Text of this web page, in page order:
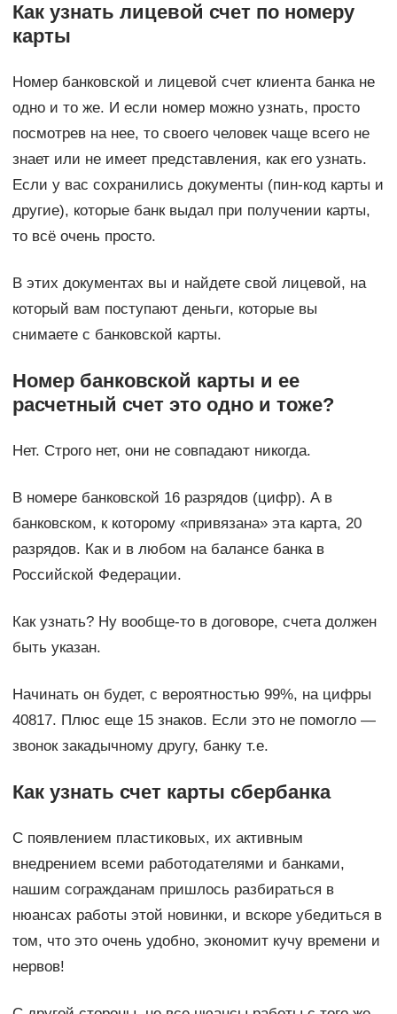
Как узнать лицевой счет по номеру
карты
Номер банковской и лицевой счет клиента банка не
одно и то же. И если номер можно узнать, просто
посмотрев на нее, то своего человек чаще всего не
знает или не имеет представления, как его узнать.
Если у вас сохранились документы (пин-код карты и
другие), которые банк выдал при получении карты,
то всё очень просто.
В этих документах вы и найдете свой лицевой, на
который вам поступают деньги, которые вы
снимаете с банковской карты.
Номер банковской карты и ее
расчетный счет это одно и тоже?
Нет. Строго нет, они не совпадают никогда.
В номере банковской 16 разрядов (цифр). А в
банковском, к которому «привязана» эта карта, 20
разрядов. Как и в любом на балансе банка в
Российской Федерации.
Как узнать? Ну вообще-то в договоре, счета должен
быть указан.
Начинать он будет, с вероятностью 99%, на цифры
40817. Плюс еще 15 знаков. Если это не помогло —
звонок закадычному другу, банку т.е.
Как узнать счет карты сбербанка
С появлением пластиковых, их активным
внедрением всеми работодателями и банками,
нашим согражданам пришлось разбираться в
нюансах работы этой новинки, и вскоре убедиться в
том, что это очень удобно, экономит кучу времени и
нервов!